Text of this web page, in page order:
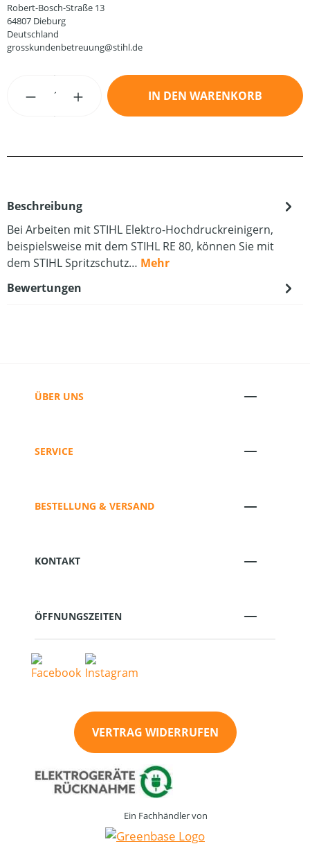
Robert-Bosch-Straße 13
64807 Dieburg
Deutschland
grosskundenbetreuung@stihl.de
Produkt Anzahl: Gib den gewünschten
IN DEN WARENKORB
Beschreibung
Bei Arbeiten mit STIHL Elektro-Hochdruckreinigern,
beispielsweise mit dem STIHL RE 80, können Sie mit
dem STIHL Spritzschutz… Mehr
Bewertungen
ÜBER UNS
SERVICE
BESTELLUNG & VERSAND
KONTAKT
ÖFFNUNGSZEITEN
VERTRAG WIDERRUFEN
Ein Fachhändler von